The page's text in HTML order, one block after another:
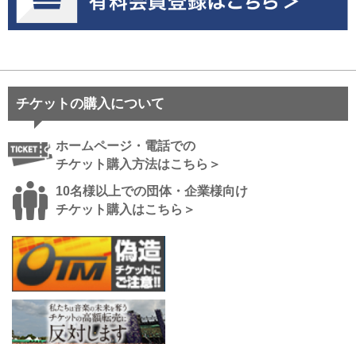
チケットの購入について
ホームページ・電話での
チケット購入方法はこちら＞
10名様以上での団体・企業様向け
チケット購入はこちら＞